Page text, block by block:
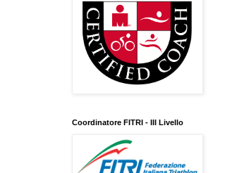
Coordinatore FITRI - III Livello